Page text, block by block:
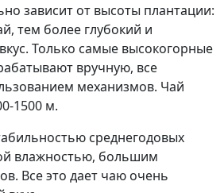
зависит от высоты плантации:
тем более глубокий и
Только самые высокогорные
вручную, все
механизмов. Чай
1500 м.
среднегодовых
влажностью, большим
Все это дает чаю очень